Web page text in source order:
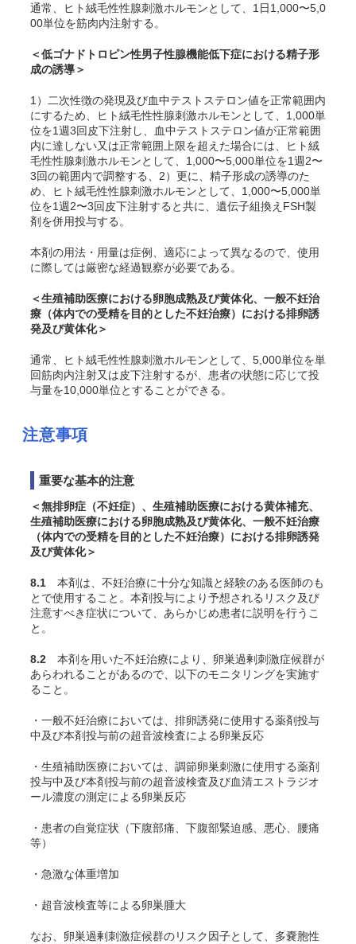
通常、ヒト絨毛性性腺刺激ホルモンとして、1日1,000〜5,0
00単位を筋肉内注射する。
＜低ゴナドトロピン性男子性腺機能低下症における精子形
成の誘導＞
1）二次性徴の発現及び血中テストステロン値を正常範囲内
にするため、ヒト絨毛性性腺刺激ホルモンとして、1,000単
位を1週3回皮下注射し、血中テストステロン値が正常範囲
内に達しない又は正常範囲上限を超えた場合には、ヒト絨
毛性性腺刺激ホルモンとして、1,000〜5,000単位を1週2〜
3回の範囲内で調整する、2）更に、精子形成の誘導のた
め、ヒト絨毛性性腺刺激ホルモンとして、1,000〜5,000単
位を1週2〜3回皮下注射すると共に、遺伝子組換えFSH製
剤を併用投与する。
本剤の用法・用量は症例、適応によって異なるので、使用
に際しては厳密な経過観察が必要である。
＜生殖補助医療における卵胞成熟及び黄体化、一般不妊治
療（体内での受精を目的とした不妊治療）における排卵誘
発及び黄体化＞
通常、ヒト絨毛性性腺刺激ホルモンとして、5,000単位を単
回筋肉内注射又は皮下注射するが、患者の状態に応じて投
与量を10,000単位とすることができる。
注意事項
重要な基本的注意
＜無排卵症（不妊症）、生殖補助医療における黄体補充、
生殖補助医療における卵胞成熟及び黄体化、一般不妊治療
（体内での受精を目的とした不妊治療）における排卵誘発
及び黄体化＞
8.1 本剤は、不妊治療に十分な知識と経験のある医師のも
とで使用すること。本剤投与により予想されるリスク及び
注意すべき症状について、あらかじめ患者に説明を行うこ
と。
8.2 本剤を用いた不妊治療により、卵巣過剰刺激症候群が
あらわれることがあるので、以下のモニタリングを実施す
ること。
・一般不妊治療においては、排卵誘発に使用する薬剤投与
中及び本剤投与前の超音波検査による卵巣反応
・生殖補助医療においては、調節卵巣刺激に使用する薬剤
投与中及び本剤投与前の超音波検査及び血清エストラジオ
ール濃度の測定による卵巣反応
・患者の自覚症状（下腹部痛、下腹部緊迫感、悪心、腰痛
等）
・急激な体重増加
・超音波検査等による卵巣腫大
なお、卵巣過剰刺激症候群のリスク因子として、多嚢胞性